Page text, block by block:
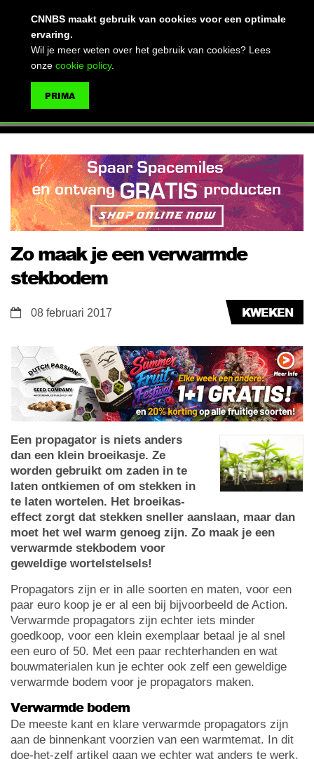
Zo maak je een verwarmde
stekbodem
KWEKEN
08 februari 2017
Een propagator is niets anders
dan een klein broeikasje. Ze
worden gebruikt om zaden in te
laten ontkiemen of om stekken in
te laten wortelen. Het broeikas-
effect zorgt dat stekken sneller aanslaan, maar dan
moet het wel warm genoeg zijn. Zo maak je een
verwarmde stekbodem voor
geweldige wortelstelsels!
Propagators zijn er in alle soorten en maten, voor een
paar euro koop je er al een bij bijvoorbeeld de Action.
Verwarmde propagators zijn echter iets minder
goedkoop, voor een klein exemplaar betaal je al snel
een euro of 50. Met een paar rechterhanden en wat
bouwmaterialen kun je echter ook zelf een geweldige
verwarmde bodem voor je propagators maken.
Verwarmde bodem
De meeste kant en klare verwarmde propagators zijn
aan de binnenkant voorzien van een warmtemat. In dit
doe-het-zelf artikel gaan we echter wat anders te werk.
CNNBS maakt gebruik van cookies voor een optimale
ervaring.
Wil je meer weten over het gebruik van cookies? Lees
onze cookie policy.
PRIMA